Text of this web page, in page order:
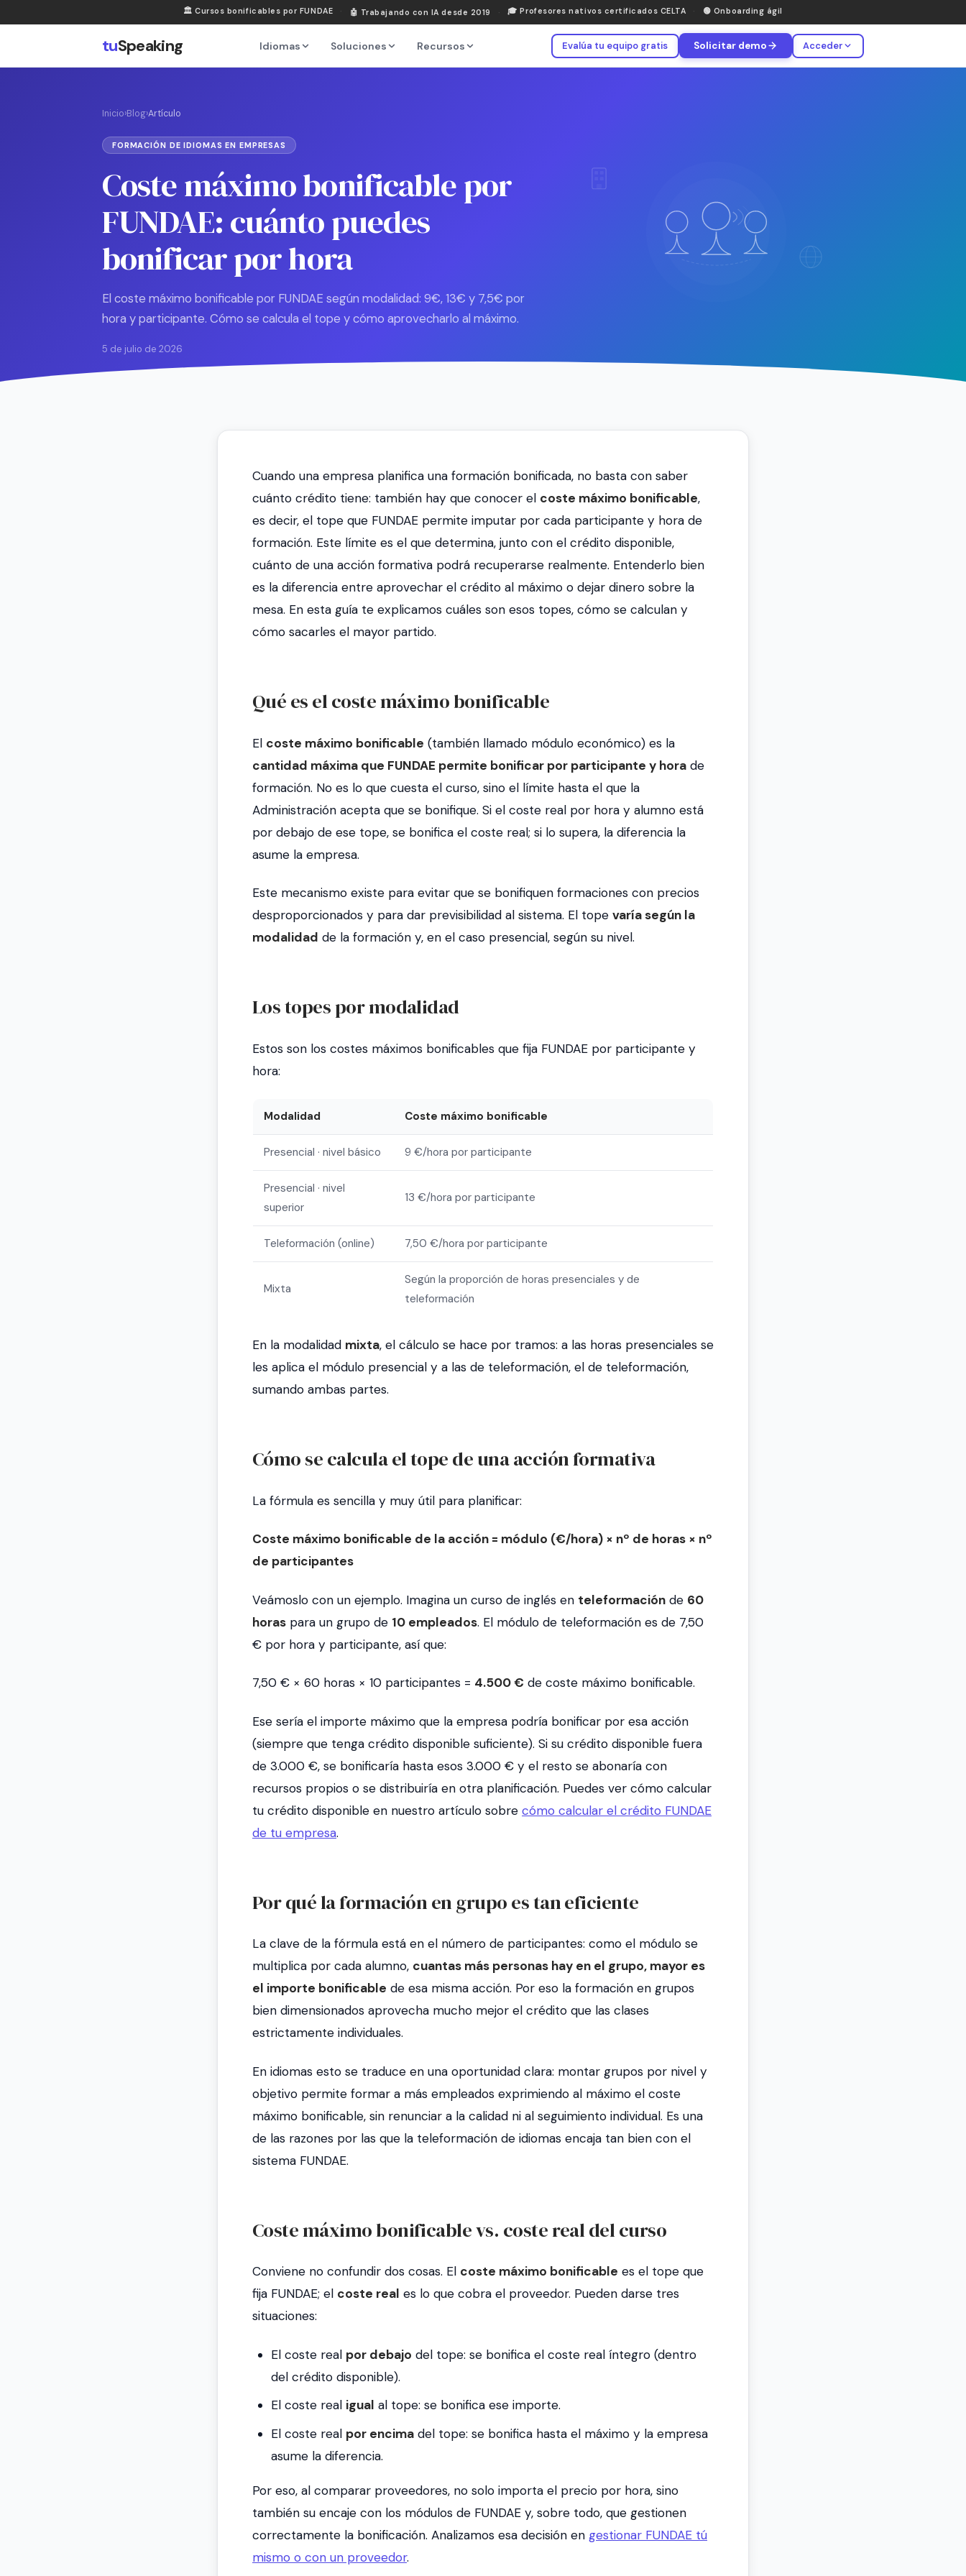
🏛 Cursos bonificables por FUNDAE · 🤖 Trabajando con IA desde 2019 · 🎓 Profesores nativos certificados CELTA · 🟢 Onboarding ágil
tuSpeaking Idiomas Soluciones Recursos Evalúa tu equipo gratis Solicitar demo Acceder
Inicio›Blog›Artículo
FORMACIÓN DE IDIOMAS EN EMPRESAS
Coste máximo bonificable por
FUNDAE: cuánto puedes
bonificar por hora
El coste máximo bonificable por FUNDAE según modalidad: 9€, 13€ y 7,5€ por
hora y participante. Cómo se calcula el tope y cómo aprovecharlo al máximo.
5 de julio de 2026
Cuando una empresa planifica una formación bonificada, no basta con saber
cuánto crédito tiene: también hay que conocer el coste máximo bonificable,
es decir, el tope que FUNDAE permite imputar por cada participante y hora de
formación. Este límite es el que determina, junto con el crédito disponible,
cuánto de una acción formativa podrá recuperarse realmente. Entenderlo bien
es la diferencia entre aprovechar el crédito al máximo o dejar dinero sobre la
mesa. En esta guía te explicamos cuáles son esos topes, cómo se calculan y
cómo sacarles el mayor partido.
Qué es el coste máximo bonificable
El coste máximo bonificable (también llamado módulo económico) es la
cantidad máxima que FUNDAE permite bonificar por participante y hora de
formación. No es lo que cuesta el curso, sino el límite hasta el que la
Administración acepta que se bonifique. Si el coste real por hora y alumno está
por debajo de ese tope, se bonifica el coste real; si lo supera, la diferencia la
asume la empresa.
Este mecanismo existe para evitar que se bonifiquen formaciones con precios
desproporcionados y para dar previsibilidad al sistema. El tope varía según la
modalidad de la formación y, en el caso presencial, según su nivel.
Los topes por modalidad
Estos son los costes máximos bonificables que fija FUNDAE por participante y
hora:
Modalidad Coste máximo bonificable
Presencial · nivel básico 9 €/hora por participante
Presencial · nivel
superior
13 €/hora por participante
Teleformación (online) 7,50 €/hora por participante
Mixta
Según la proporción de horas presenciales y de
teleformación
En la modalidad mixta, el cálculo se hace por tramos: a las horas presenciales se
les aplica el módulo presencial y a las de teleformación, el de teleformación,
sumando ambas partes.
Cómo se calcula el tope de una acción formativa
La fórmula es sencilla y muy útil para planificar:
Coste máximo bonificable de la acción = módulo (€/hora) × nº de horas × nº
de participantes
Veámoslo con un ejemplo. Imagina un curso de inglés en teleformación de 60
horas para un grupo de 10 empleados. El módulo de teleformación es de 7,50
€ por hora y participante, así que:
7,50 € × 60 horas × 10 participantes = 4.500 € de coste máximo bonificable.
Ese sería el importe máximo que la empresa podría bonificar por esa acción
(siempre que tenga crédito disponible suficiente). Si su crédito disponible fuera
de 3.000 €, se bonificaría hasta esos 3.000 € y el resto se abonaría con
recursos propios o se distribuiría en otra planificación. Puedes ver cómo calcular
tu crédito disponible en nuestro artículo sobre cómo calcular el crédito FUNDAE
de tu empresa.
Por qué la formación en grupo es tan eficiente
La clave de la fórmula está en el número de participantes: como el módulo se
multiplica por cada alumno, cuantas más personas hay en el grupo, mayor es
el importe bonificable de esa misma acción. Por eso la formación en grupos
bien dimensionados aprovecha mucho mejor el crédito que las clases
estrictamente individuales.
En idiomas esto se traduce en una oportunidad clara: montar grupos por nivel y
objetivo permite formar a más empleados exprimiendo al máximo el coste
máximo bonificable, sin renunciar a la calidad ni al seguimiento individual. Es una
de las razones por las que la teleformación de idiomas encaja tan bien con el
sistema FUNDAE.
Coste máximo bonificable vs. coste real del curso
Conviene no confundir dos cosas. El coste máximo bonificable es el tope que
fija FUNDAE; el coste real es lo que cobra el proveedor. Pueden darse tres
situaciones:
El coste real por debajo del tope: se bonifica el coste real íntegro (dentro
del crédito disponible).
El coste real igual al tope: se bonifica ese importe.
El coste real por encimadel tope: se bonifica hasta el máximo y la empresa
asume la diferencia.
Por eso, al comparar proveedores, no solo importa el precio por hora, sino
también su encaje con los módulos de FUNDAE y, sobre todo, que gestionen
correctamente la bonificación. Analizamos esa decisión en gestionar FUNDAE tú
mismo o con un proveedor.